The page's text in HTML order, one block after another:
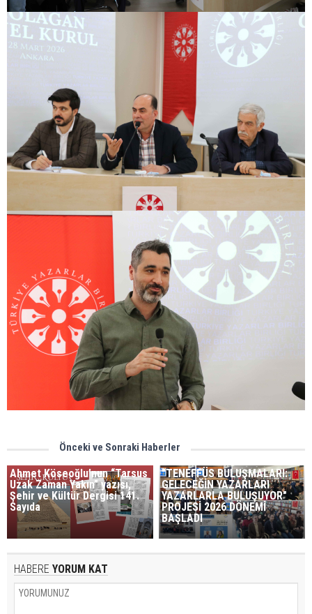
Önceki ve Sonraki Haberler
Ahmet Köseoğlu’nun “Tarsus
Uzak Zaman Yakın” yazısı,
Şehir ve Kültür Dergisi 141.
Sayıda
"TENEFFÜS BULUŞMALARI:
GELECEĞİN YAZARLARI
YAZARLARLA BULUŞUYOR"
PROJESİ 2026 DÖNEMİ
BAŞLADI
HABERE YORUM KAT